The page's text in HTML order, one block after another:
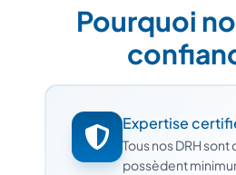
Pourquoi
Expertise
Tous nos DRH
possèdent